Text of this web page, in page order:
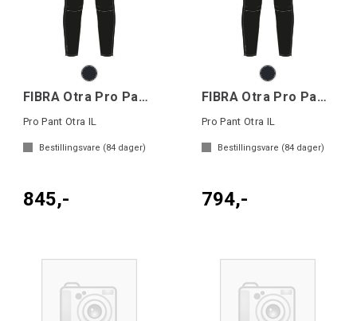
FIBRA Otra Pro Pant W
Pro Pant Otra IL
Bestillingsvare (84 dager)
845,-
FIBRA Otra Pro Pant Jr
Pro Pant Otra IL
Bestillingsvare (84 dager)
794,-